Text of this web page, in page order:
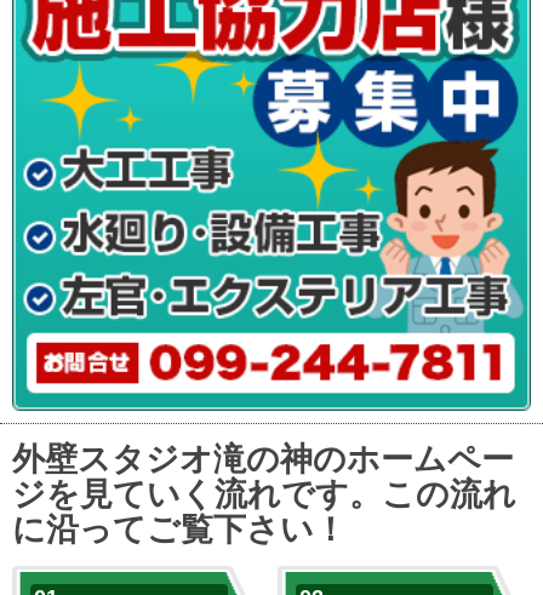
外壁スタジオ滝の神のホームペー
ジを見ていく流れです。この流れ
に沿ってご覧下さい！